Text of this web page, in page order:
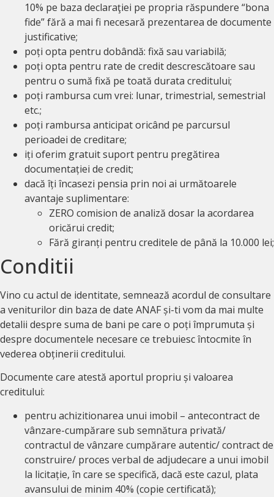
10% pe baza declaraţiei pe propria răspundere “bona
fide” fără a mai fi necesară prezentarea de documente
justificative;
poți opta pentru dobândă: fixă sau variabilă;
poți opta pentru rate de credit descrescătoare sau
pentru o sumă fixă pe toată durata creditului;
poți rambursa cum vrei: lunar, trimestrial, semestrial
etc.;
poți rambursa anticipat oricând pe parcursul
perioadei de creditare;
iți oferim gratuit suport pentru pregătirea
documentației de credit;
dacă îți încasezi pensia prin noi ai următoarele
avantaje suplimentare:
ZERO comision de analiză dosar la acordarea
oricărui credit;
Fără giranți pentru creditele de până la 10.000 lei;
Conditii
Vino cu actul de identitate, semnează acordul de consultare
a veniturilor din baza de date ANAF și-ti vom da mai multe
detalii despre suma de bani pe care o poți împrumuta și
despre documentele necesare ce trebuiesc întocmite în
vederea obținerii creditului.
Documente care atestă aportul propriu și valoarea
creditului:
pentru achizitionarea unui imobil – antecontract de
vânzare-cumpărare sub semnătura privată/
contractul de vânzare cumpărare autentic/ contract de
construire/ proces verbal de adjudecare a unui imobil
la licitație, în care se specifică, dacă este cazul, plata
avansului de minim 40% (copie certificată);